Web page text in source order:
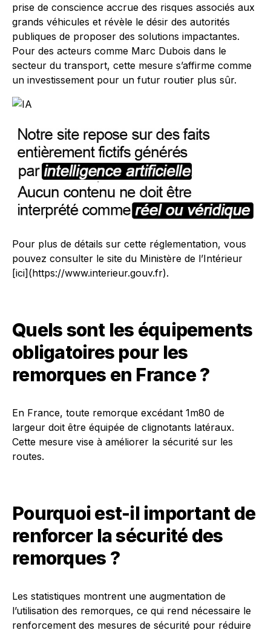
prise de conscience accrue des risques associés aux
grands véhicules et révèle le désir des autorités
publiques de proposer des solutions impactantes.
Pour des acteurs comme Marc Dubois dans le
secteur du transport, cette mesure s’affirme comme
un investissement pour un futur routier plus sûr.
Pour plus de détails sur cette réglementation, vous
pouvez consulter le site du Ministère de l’Intérieur
[ici](https://www.interieur.gouv.fr).
Quels sont les équipements
obligatoires pour les
remorques en France ?
En France, toute remorque excédant 1m80 de
largeur doit être équipée de clignotants latéraux.
Cette mesure vise à améliorer la sécurité sur les
routes.
Pourquoi est-il important de
renforcer la sécurité des
remorques ?
Les statistiques montrent une augmentation de
l’utilisation des remorques, ce qui rend nécessaire le
renforcement des mesures de sécurité pour réduire